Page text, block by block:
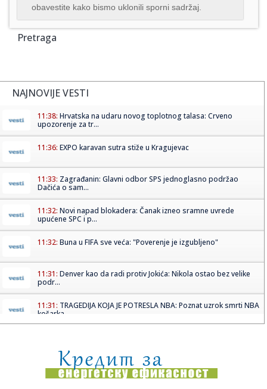
obavestite kako bismo uklonili sporni sadržaj.
Pretraga
NAJNOVIJE VESTI
11:38: Hrvatska na udaru novog toplotnog talasa: Crveno
upozorenje za tr...
11:36: EXPO karavan sutra stiže u Kragujevac
11:33: Zagrađanin: Glavni odbor SPS jednoglasno podržao
Dačića o sam...
11:32: Novi napad blokadera: Čanak izneo sramne uvrede
upućene SPC i p...
11:32: Buna u FIFA sve veća: "Poverenje je izgubljeno"
11:31: Denver kao da radi protiv Jokića: Nikola ostao bez velike
podr...
11:31: TRAGEDIJA KOJA JE POTRESLA NBA: Poznat uzrok smrti NBA
košarka...
11:28:U požaru u Gornjem Milanovcu izgorela kompletna kuća
šestočla...